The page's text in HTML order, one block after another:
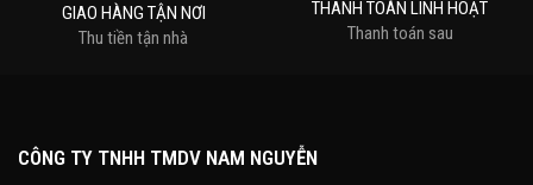
sử dụng của mình.
Link download driver Xprinter
GIAO HÀNG TẬN NƠI
Thu tiền tận nhà
THANH TOÁN LINH HOẠT
Thanh toán sau
CÔNG TY TNHH TMDV NAM NGUYỄN